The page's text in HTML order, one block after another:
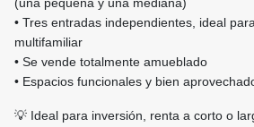
• Tres entradas independientes, ideal
multifamiliar
• Se vende totalmente amueblado
• Espacios funcionales y bien
💡 Ideal para inversión, renta a corto o